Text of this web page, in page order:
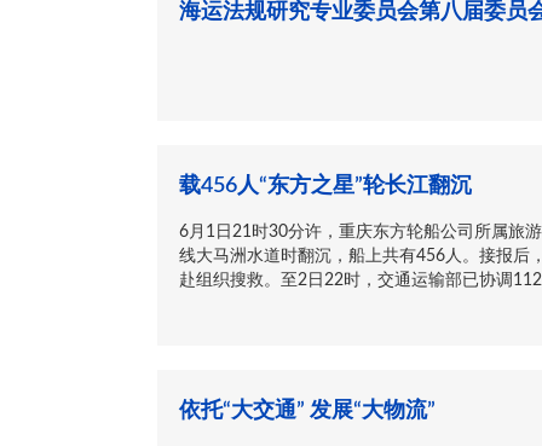
海运法规研究专业委员会第八届委员
载456人“东方之星”轮长江翻沉
6月1日21时30分许，重庆东方轮船公司所属旅
线大马洲水道时翻沉，船上共有456人。接报后
赴组织搜救。至2日22时，交通运输部已协调
依托“大交通” 发展“大物流”